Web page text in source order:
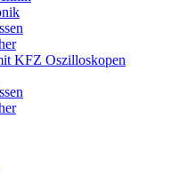
KFZ Oszilloskopen